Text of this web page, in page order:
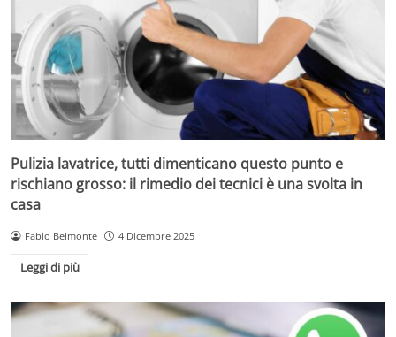
Pulizia lavatrice, tutti dimenticano questo punto e
rischiano grosso: il rimedio dei tecnici è una svolta in
casa
Fabio Belmonte 4 Dicembre 2025
Leggi di più